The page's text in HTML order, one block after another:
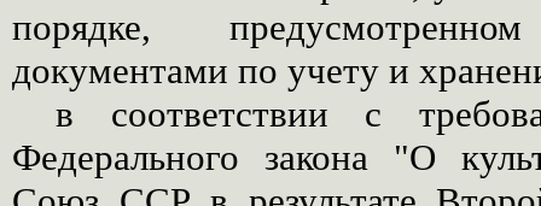
порядке,
документами по учету и
в соответствии с
Федерального закона "О